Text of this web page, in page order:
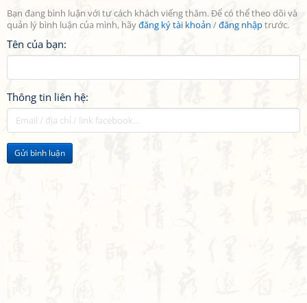
Bạn đang bình luận với tư cách khách viếng thăm. Để có thể theo dõi và
quản lý bình luận của mình, hãyđăng ký tài khoản /đăng nhậptrước.
Tên của bạn:
Thông tin liên hệ:
Gửi bình luận